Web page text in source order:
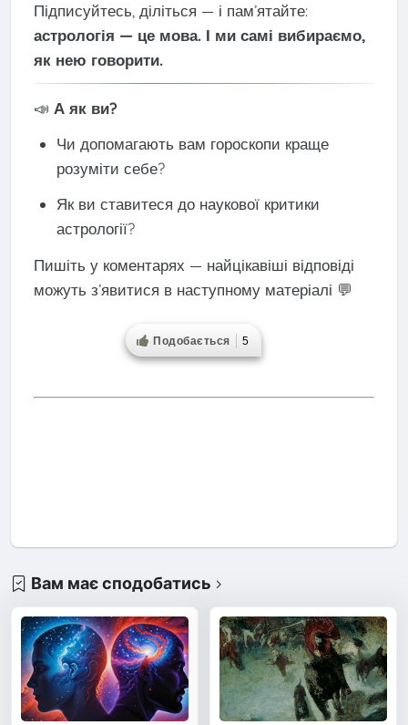
Підписуйтесь, діліться — і пам’ятайте:
астрологія — це мова. І ми самі вибираємо,
як нею говорити.
📣 А як ви?
Чи допомагають вам гороскопи краще
розуміти себе?
Як ви ставитеся до наукової критики
астрології?
Пишіть у коментарях — найцікавіші відповіді
можуть з’явитися в наступному матеріалі 💬
Подобається 5
Вам має сподобатись